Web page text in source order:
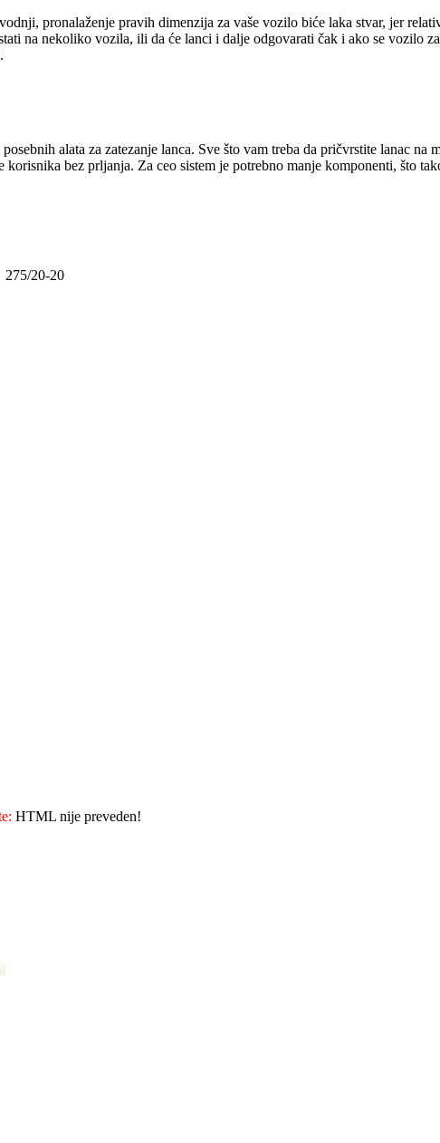
pronalaženje pravih dimenzija za vaše vozilo biće laka stvar, jer
na nekoliko vozila, ili da će lanci i dalje odgovarati čak i ako se vozilo
alata za zatezanje lanca. Sve što vam treba da pričvrstite lanac na
bez prljanja. Za ceo sistem je potrebno manje komponenti, što
275/20-20
HTML nije preveden!